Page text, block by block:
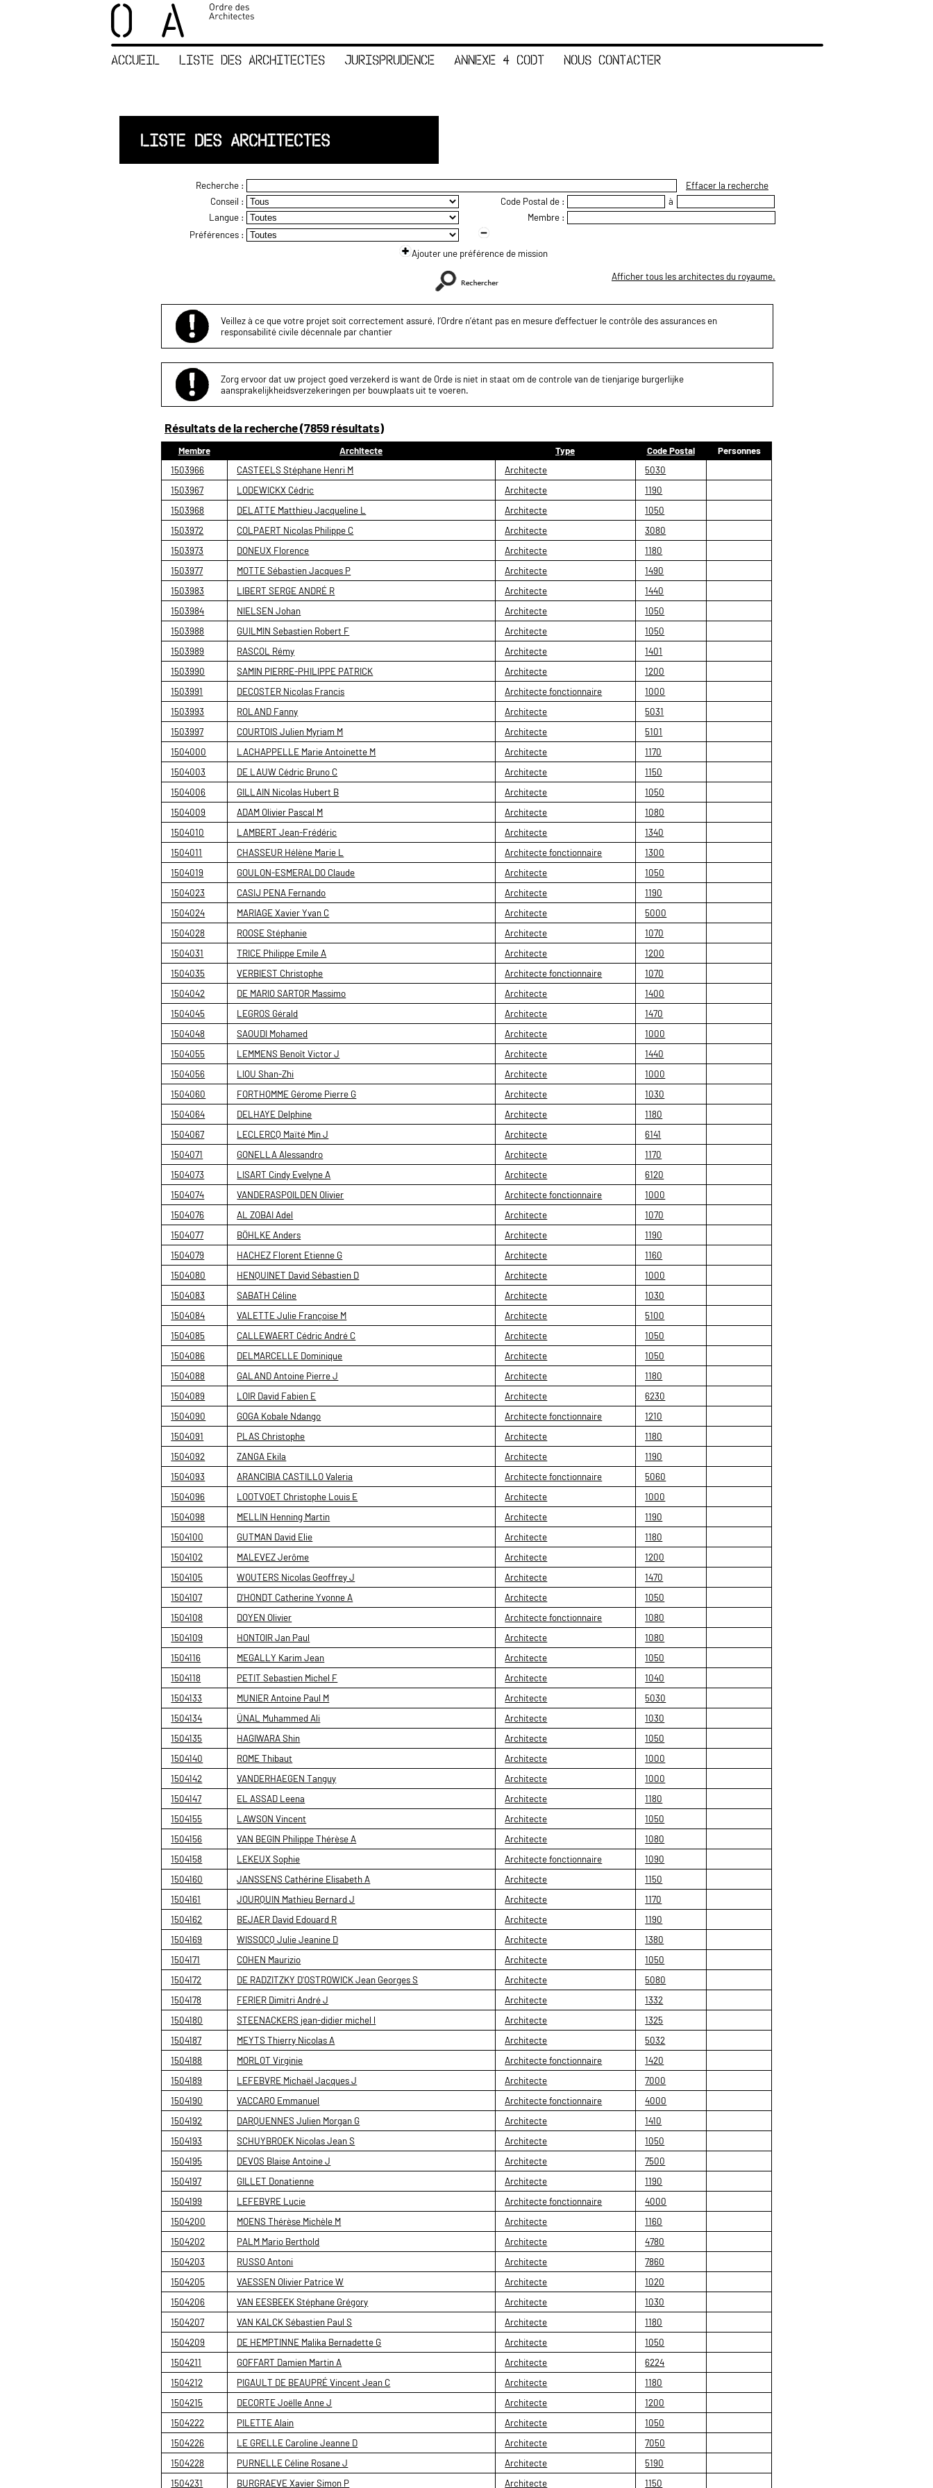
ACCUEIL LISTE DES ARCHITECTES JURISPRUDENCE ANNEXE 4 CODT NOUS CONTACTER
LISTE DES ARCHITECTES
Recherche :
Effacer la recherche
Conseil :
Code Postal de :
à
Langue :
Membre :
Préférences :
Ajouter une préférence de mission
Afficher tous les architectes du royaume.
Veillez à ce que votre projet soit correctement assuré, l’Ordre n’étant pas en mesure d’effectuer le contrôle des assurances en
responsabilité civile décennale par chantier
Zorg ervoor dat uw project goed verzekerd is want de Orde is niet in staat om de controle van de tienjarige burgerlijke
aansprakelijkheidsverzekeringen per bouwplaats uit te voeren.
Résultats de la recherche (7859 résultats)
Membre Architecte Type Code Postal
Personnes
1503966
CASTEELS Stéphane Henri M Architecte
5030
1503967
LODEWICKX Cédric Architecte
1190
1503968
DELATTE Matthieu Jacqueline L Architecte
1050
1503972
COLPAERT Nicolas Philippe C Architecte
3080
1503973
DONEUX Florence Architecte
1180
1503977
MOTTE Sébastien Jacques P Architecte
1490
1503983
LIBERT SERGE ANDRÉ R Architecte
1440
1503984
NIELSEN Johan Architecte
1050
1503988
GUILMIN Sebastien Robert F Architecte
1050
1503989
RASCOL Rémy Architecte
1401
1503990
SAMIN PIERRE-PHILIPPE PATRICK Architecte
1200
1503991
DECOSTER Nicolas Francis Architecte fonctionnaire
1000
1503993
ROLAND Fanny Architecte
5031
1503997
COURTOIS Julien Myriam M Architecte
5101
1504000
LACHAPPELLE Marie Antoinette M Architecte
1170
1504003
DE LAUW Cédric Bruno C Architecte
1150
1504006
GILLAIN Nicolas Hubert B Architecte
1050
1504009
ADAM Olivier Pascal M Architecte
1080
1504010
LAMBERT Jean-Frédéric Architecte
1340
1504011
CHASSEUR Hélène Marie L Architecte fonctionnaire
1300
1504019
GOULON-ESMERALDO Claude Architecte
1050
1504023
CASIJ PENA Fernando Architecte
1190
1504024
MARIAGE Xavier Yvan C Architecte
5000
1504028
ROOSE Stéphanie Architecte
1070
1504031
TRICE Philippe Emile A Architecte
1200
1504035
VERBIEST Christophe Architecte fonctionnaire
1070
1504042
DE MARIO SARTOR Massimo Architecte
1400
1504045
LEGROS Gérald Architecte
1470
1504048
SAOUDI Mohamed Architecte
1000
1504055
LEMMENS Benoît Victor J Architecte
1440
1504056
LIOU Shan-Zhi Architecte
1000
1504060
FORTHOMME Gérome Pierre G Architecte
1030
1504064
DELHAYE Delphine Architecte
1180
1504067
LECLERCQ Maïté Min J Architecte
6141
1504071
GONELLA Alessandro Architecte
1170
1504073
LISART Cindy Evelyne A Architecte
6120
1504074
VANDERASPOILDEN Olivier Architecte fonctionnaire
1000
1504076
AL ZOBAI Adel Architecte
1070
1504077
BÖHLKE Anders Architecte
1190
1504079
HACHEZ Florent Etienne G Architecte
1160
1504080
HENQUINET David Sébastien D Architecte
1000
1504083
SABATH Céline Architecte
1030
1504084
VALETTE Julie Françoise M Architecte
5100
1504085
CALLEWAERT Cédric André C Architecte
1050
1504086
DELMARCELLE Dominique Architecte
1050
1504088
GALAND Antoine Pierre J Architecte
1180
1504089
LOIR David Fabien E Architecte
6230
1504090
GOGA Kobale Ndango Architecte fonctionnaire
1210
1504091
PLAS Christophe Architecte
1180
1504092
ZANGA Ekila Architecte
1190
1504093
ARANCIBIA CASTILLO Valeria Architecte fonctionnaire
5060
1504096
LOOTVOET Christophe Louis E Architecte
1000
1504098
MELLIN Henning Martin Architecte
1190
1504100
GUTMAN David Elie Architecte
1180
1504102
MALEVEZ Jerôme Architecte
1200
1504105
WOUTERS Nicolas Geoffrey J Architecte
1470
1504107
D'HONDT Catherine Yvonne A Architecte
1050
1504108
DOYEN Olivier Architecte fonctionnaire
1080
1504109
HONTOIR Jan Paul Architecte
1080
1504116
MEGALLY Karim Jean Architecte
1050
1504118
PETIT Sebastien Michel F Architecte
1040
1504133
MUNIER Antoine Paul M Architecte
5030
1504134
ÜNAL Muhammed Ali Architecte
1030
1504135
HAGIWARA Shin Architecte
1050
1504140
ROME Thibaut Architecte
1000
1504142
VANDERHAEGEN Tanguy Architecte
1000
1504147
EL ASSAD Leena Architecte
1180
1504155
LAWSON Vincent Architecte
1050
1504156
VAN BEGIN Philippe Thérèse A Architecte
1080
1504158
LEKEUX Sophie Architecte fonctionnaire
1090
1504160
JANSSENS Cathérine Elisabeth A Architecte
1150
1504161
JOURQUIN Mathieu Bernard J Architecte
1170
1504162
BEJAER David Edouard R Architecte
1190
1504169
WISSOCQ Julie Jeanine D Architecte
1380
1504171
COHEN Maurizio Architecte
1050
1504172
DE RADZITZKY D'OSTROWICK Jean Georges S Architecte
5080
1504178
FERIER Dimitri André J Architecte
1332
1504180
STEENACKERS jean-didier michel l Architecte
1325
1504187
MEYTS Thierry Nicolas A Architecte
5032
1504188
MORLOT Virginie Architecte fonctionnaire
1420
1504189
LEFEBVRE Michaël Jacques J Architecte
7000
1504190
VACCARO Emmanuel Architecte fonctionnaire
4000
1504192
DARQUENNES Julien Morgan G Architecte
1410
1504193
SCHUYBROEK Nicolas Jean S Architecte
1050
1504195
DEVOS Blaise Antoine J Architecte
7500
1504197
GILLET Donatienne Architecte
1190
1504199
LEFEBVRE Lucie Architecte fonctionnaire
4000
1504200
MOENS Thérèse Michèle M Architecte
1160
1504202
PALM Mario Berthold Architecte
4780
1504203
RUSSO Antoni Architecte
7860
1504205
VAESSEN Olivier Patrice W Architecte
1020
1504206
VAN EESBEEK Stéphane Grégory Architecte
1030
1504207
VAN KALCK Sébastien Paul S Architecte
1180
1504209
DE HEMPTINNE Malika Bernadette G Architecte
1050
1504211
GOFFART Damien Martin A Architecte
6224
1504212
PIGAULT DE BEAUPRÉ Vincent Jean C Architecte
1180
1504215
DECORTE Joëlle Anne J Architecte
1200
1504222
PILETTE Alain Architecte
1050
1504226
LE GRELLE Caroline Jeanne D Architecte
7050
1504228
PURNELLE Céline Rosane J Architecte
5190
1504231
BURGRAEVE Xavier Simon P Architecte 1150